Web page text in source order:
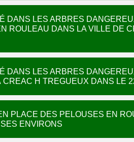
DANS LES ARBRES
ROULEAU DANS LA VILLE DE
DANS LES ARBRES
H TREGUEUX DANS LE
PLACE DES PELOUSES EN
ENVIRONS